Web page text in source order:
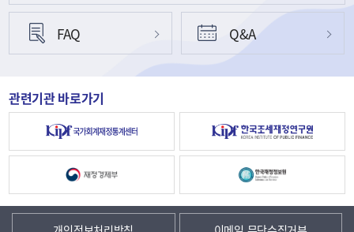
FAQ Q&A
관련기관 바로가기